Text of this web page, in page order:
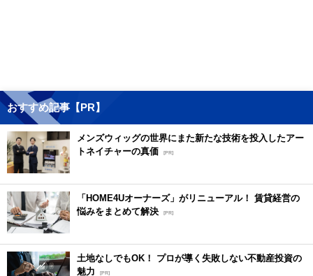
おすすめ記事【PR】
メンズウィッグの世界にまた新たな技術を投入したアー
トネイチャーの真価 [PR]
「HOME4Uオーナーズ」がリニューアル！ 賃貸経営の
悩みをまとめて解決 [PR]
土地なしでもOK！ プロが導く失敗しない不動産投資の
魅力
[PR]